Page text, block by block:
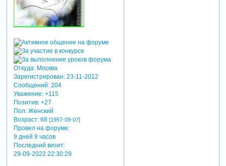
Откуда:Москва
Зарегистрирован: 23-11-2012
Сообщений:204
Уважение: +115
Позитив: +27
Пол:Женский
Возраст:68 [1957-09-07]
Провел на форуме:
9 дней 8 часов
Последний визит:
29-09-2022 22:30:29